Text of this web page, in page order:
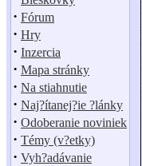
· Fórum
· Hry
· Inzercia
· Mapa stránky
· Na stiahnutie
· Naj?ítanej?ie ?lánky
· Odoberanie noviniek
· Témy (v?etky)
· Vyh?adávanie